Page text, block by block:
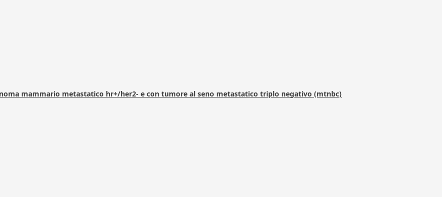
mammario metastatico hr+/her2- e con tumore al seno metastatico triplo negativo (mtnbc)